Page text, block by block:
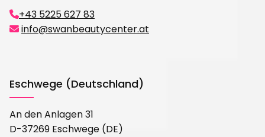
+43 5225 627 83
 info@swanbeautycenter.at
Eschwege (Deutschland)
An den Anlagen 31
D-37269 Eschwege (DE)